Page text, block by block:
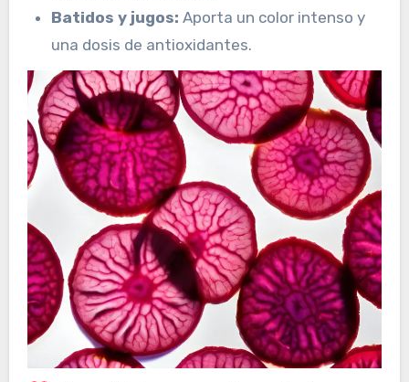
Batidos y jugos: Aporta un color intenso y
una dosis de antioxidantes.